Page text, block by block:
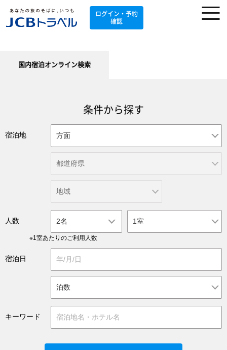
ログイン・予約
確認
国内宿泊オンライン検索
条件から探す
宿泊地
人数 2名
※1室あたりのご利用人数
宿泊日
キーワード